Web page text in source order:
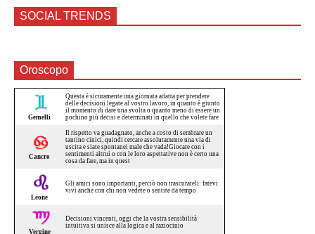
SOCIAL TRENDS
Oroscopo